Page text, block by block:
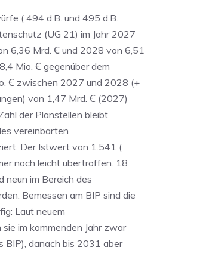
( 494 d.B. und 495 d.B.
(UG 21) im Jahr 2027
6,36 Mrd. Ꞓ und 2028 von 6,51
Mio. Ꞓ gegenüber dem
Ꞓ zwischen 2027 und 2028 (+
von 1,47 Mrd. Ꞓ (2027)
der Planstellen bleibt
vereinbarten
Der Istwert von 1.541 (
noch leicht übertroffen. 18
neun im Bereich des
Bemessen am BIP sind die
Laut neuem
im kommenden Jahr zwar
BIP), danach bis 2031 aber